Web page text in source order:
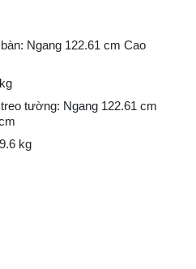
Ngang 122.61 cm Cao
tường: Ngang 122.61 cm
kg